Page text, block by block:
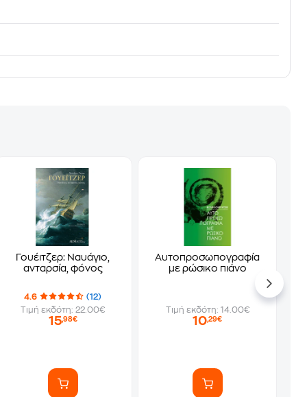
Γουέιτζερ: Ναυάγιο,
ανταρσία, φόνος
4.6
(12)
Τιμή εκδότη: 22.00€
15,98€
Αυτοπροσωπογραφία
με ρώσικο πιάνο
Τιμή εκδότη: 14.00€
10,29€